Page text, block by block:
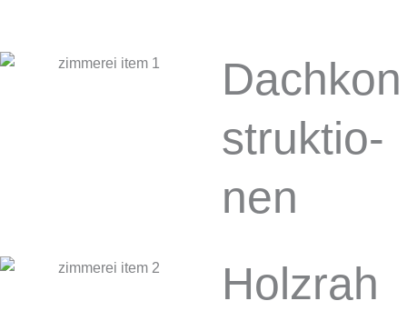
Dachkon
struktio­
nen
Holzrah